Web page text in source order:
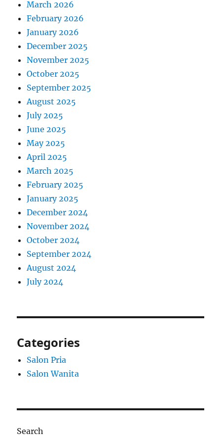
March 2026
February 2026
January 2026
December 2025
November 2025
October 2025
September 2025
August 2025
July 2025
June 2025
May 2025
April 2025
March 2025
February 2025
January 2025
December 2024
November 2024
October 2024
September 2024
August 2024
July 2024
Categories
Salon Pria
Salon Wanita
Search